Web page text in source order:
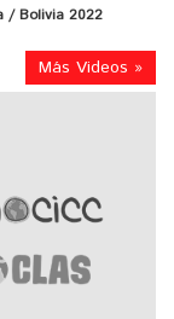
/ Bolivia 2022
Más Videos »